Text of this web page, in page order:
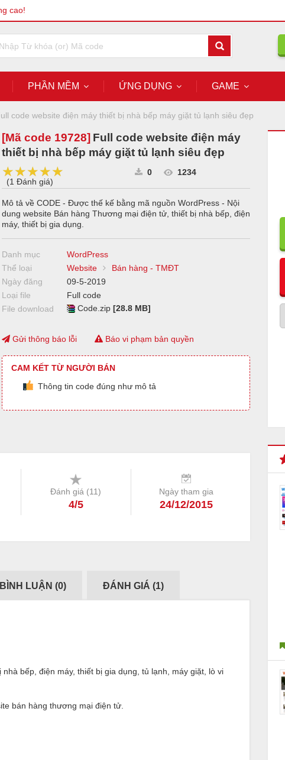
cao!
PHẦN MỀM ỨNG DỤNG GAME
code website điện máy thiết bị nhà bếp máy giặt tủ lạnh siêu đẹp
[Mã code 19728] Full code website điện máy
thiết bị nhà bếp máy giặt tủ lạnh siêu đẹp
★★★★★
★★★★★
★★★★★
(1 Đánh giá)
0 1234
Mô tả về CODE - Được thế kế bằng mã nguồn WordPress - Nội
dung website Bán hàng Thương mại điện tử, thiết bị nhà bếp, điện
máy, thiết bị gia dụng.
Danh mục
WordPress
Thể loại
Website
Bán hàng - TMĐT
Ngày đăng
09-5-2019
Loại file
Full code
File download
Code.zip [28.8 MB]
Gửi thông báo lỗi Báo vi phạm bản quyền
CAM KẾT TỪ NGƯỜI BÁN
Thông tin code đúng như mô tả
Đánh giá (11)
4/5
Ngày tham gia
24/12/2015
BÌNH LUẬN (0) ĐÁNH GIÁ (1)
bếp, điện máy, thiết bị gia dụng, tủ lạnh, máy giặt, lò vi
bán hàng thương mại điện tử.